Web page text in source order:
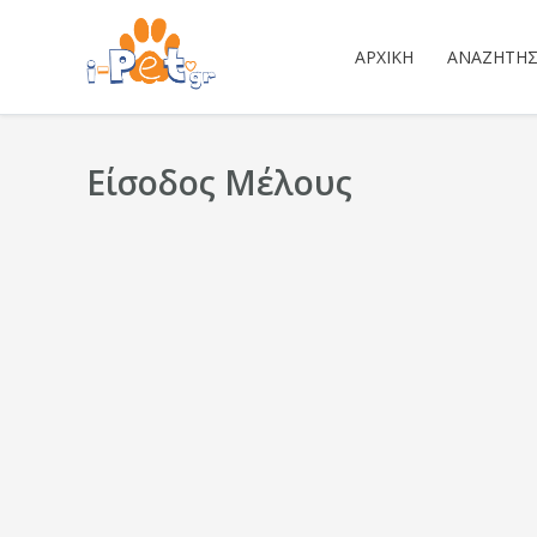
ΑΡΧΙΚΉ
Είσοδος Μέλους